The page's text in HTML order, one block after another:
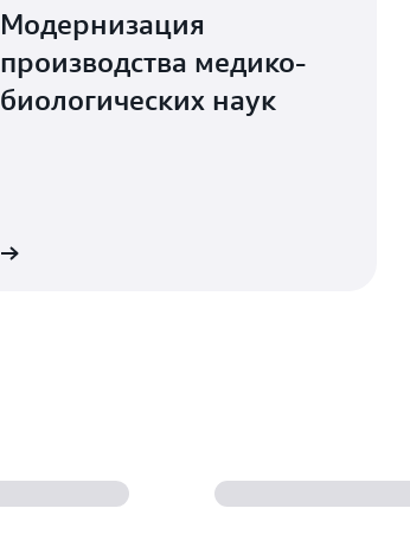
Модернизация
производства медико-
биологических наук